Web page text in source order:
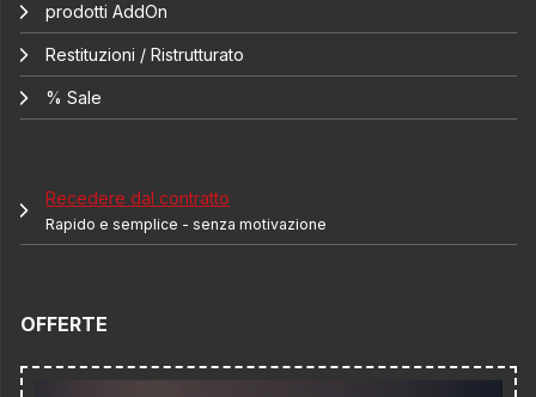
prodotti AddOn
Restituzioni / Ristrutturato
% Sale
Recedere dal contratto
Rapido e semplice - senza motivazione
OFFERTE